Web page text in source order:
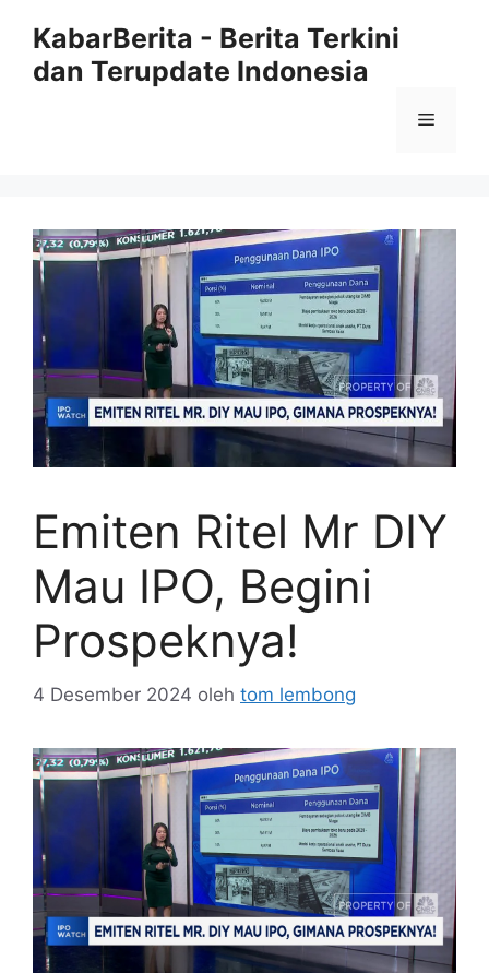
KabarBerita - Berita Terkini
dan Terupdate Indonesia
Menu
Emiten Ritel Mr DIY
Mau IPO, Begini
Prospeknya!
4 Desember 2024 oleh tom lembong